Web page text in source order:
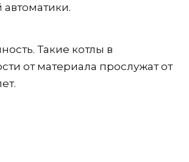
Такие котлы в
от материала прослужат от